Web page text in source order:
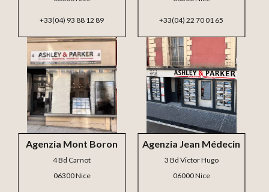
Agenzia Jean Médecin
3 Bd Victor Hugo
06000 Nice
+33(04) 93 88 12 89 +33(04) 22 70 01 65
Agenzia Mont Boron
4 Bd Carnot
06300 Nice